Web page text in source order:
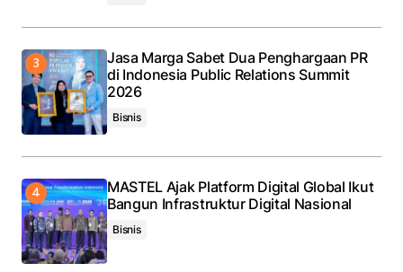
Jasa Marga Sabet Dua Penghargaan PR
di Indonesia Public Relations Summit
2026
Bisnis
MASTEL Ajak Platform Digital Global Ikut
Bangun Infrastruktur Digital Nasional
Bisnis